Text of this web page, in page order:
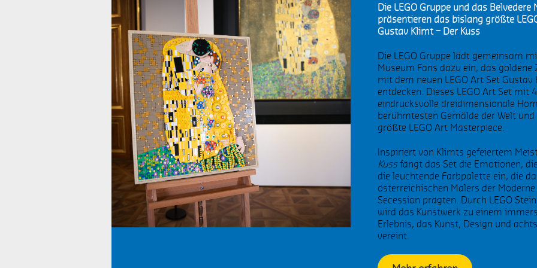
Ferkel Rabbit I-AAh
LEGO VIDIYO Spaceshuttle
LEGO NASA Spaceshuttle
Discovery
Darth Vader Mandalorian Luke Skywalker
Imperial TIE Fighter Imperial Shuttle Scout Trooper
May the fourth Weltraum-Saga
Harry Potter R2-D2
AT-AT Star Dresden
Einzelhandel
Die LEGO Gruppe und das Belvedere
präsentieren das bislang größte
Gustav Klimt – Der Kuss
Die LEGO Gruppe lädt gemeinsam
Museum Fans dazu ein, das goldene
mit dem neuen LEGO Art Set Gustav
entdecken. Dieses LEGO Art Set mit
eindrucksvolle dreidimensionale
berühmtesten Gemälde der Welt
größte LEGO Art Masterpiece.
Inspiriert von Klimts gefeiertem
Kussfängt das Set die Emotionen,
die leuchtende Farbpalette ein, die
österreichischen Malers der
Secession prägten. Durch LEGO
wird das Kunstwerk zu einem
Erlebnis, das Kunst, Design und
vereint.